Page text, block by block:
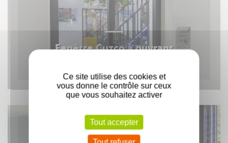
Fenêtre Cuzco à ouvrant
Ce site utilise des cookies et
vous donne le contrôle sur ceux
que vous souhaitez activer
Tout accepter